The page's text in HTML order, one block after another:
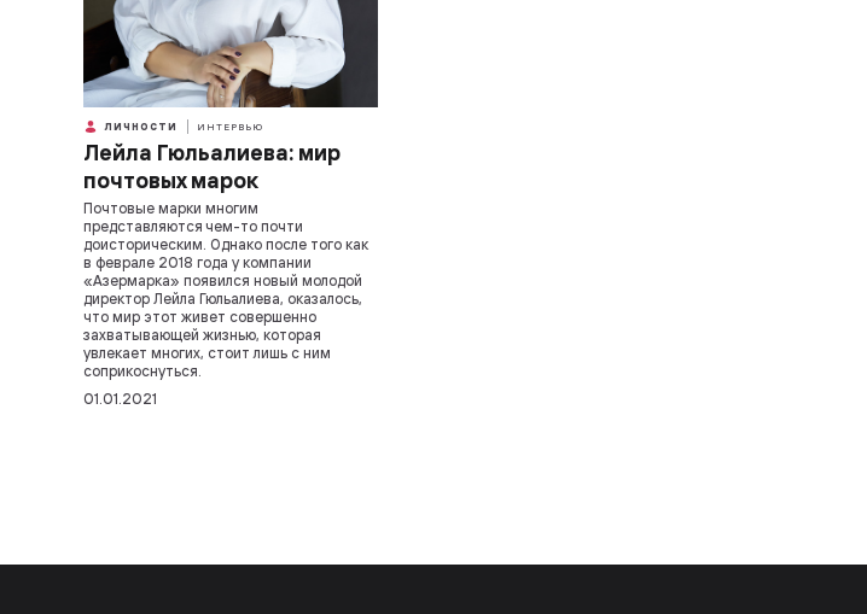
ЛИЧНОСТИ ИНТЕРВЬЮ
Лейла Гюльалиева: мир
почтовых марок
Почтовые марки многим
представляются чем-то почти
доисторическим. Однако после того как
в феврале 2018 года у компании
«Азермарка» появился новый молодой
директор Лейла Гюльалиева, оказалось,
что мир этот живет совершенно
захватывающей жизнью, которая
увлекает многих, стоит лишь с ним
соприкоснуться.
01.01.2021